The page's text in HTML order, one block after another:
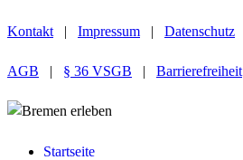
Kontakt | Impressum | Datenschutz
AGB | § 36 VSGB | Barrierefreiheit
Startseite